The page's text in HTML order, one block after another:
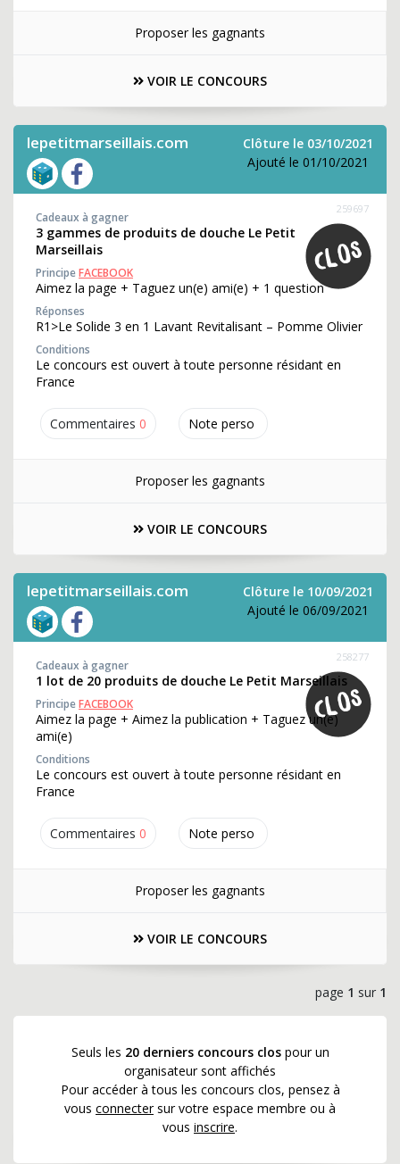
Proposer les gagnants
VOIR LE CONCOURS
lepetitmarseillais.com
Clôture le 03/10/2021
Ajouté le 01/10/2021
Commentaires 0 Note perso
259697
Cadeaux à gagner
3 gammes de produits de douche Le Petit
Marseillais
PrincipeFACEBOOK
Aimez la page + Taguez un(e) ami(e) + 1 question
Réponses
R1>Le Solide 3 en 1 Lavant Revitalisant – Pomme Olivier
Conditions
Le concours est ouvert à toute personne résidant en
France
Proposer les gagnants
VOIR LE CONCOURS
lepetitmarseillais.com
Clôture le 10/09/2021
Ajouté le 06/09/2021
Commentaires 0 Note perso
258277
Cadeaux à gagner
1 lot de 20 produits de douche Le Petit Marseillais
PrincipeFACEBOOK
Aimez la page + Aimez la publication + Taguez un(e)
ami(e)
Conditions
Le concours est ouvert à toute personne résidant en
France
Proposer les gagnants
VOIR LE CONCOURS
page 1 sur 1
Seuls les 20 derniers concours clospour un
organisateur sont affichés
Pour accéder à tous les concours clos, pensez à
vous connectersur votre espace membre ou à
vous inscrire.